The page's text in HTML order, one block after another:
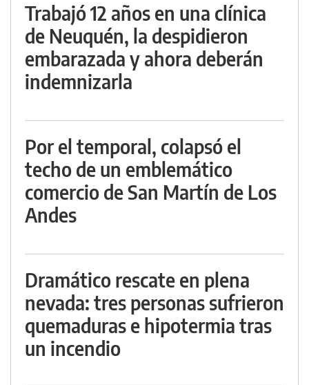
Trabajó 12 años en una clínica
de Neuquén, la despidieron
embarazada y ahora deberán
indemnizarla
Por el temporal, colapsó el
techo de un emblemático
comercio de San Martín de Los
Andes
Dramático rescate en plena
nevada: tres personas sufrieron
quemaduras e hipotermia tras
un incendio